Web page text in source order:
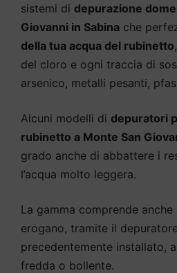
sistemi di depurazione
Giovanni in Sabina che
della tua acqua del rubinetto
del cloro e ogni traccia di
arsenico, metalli pesanti,
Alcuni modelli di depuratori
rubinetto a Monte San
grado anche di abbattere i
l’acqua molto leggera.
La gamma comprende
erogano, tramite il depuratore
precedentemente installato,
fredda o bollente.